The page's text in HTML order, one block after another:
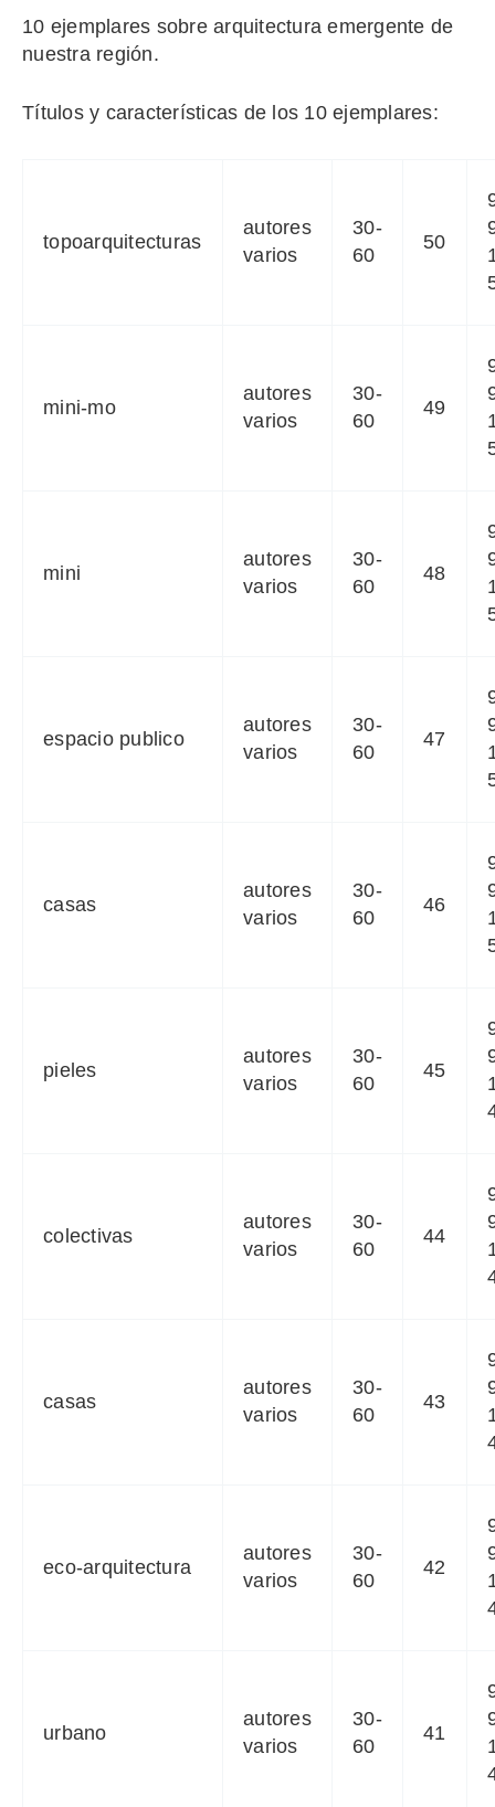
10 ejemplares sobre arquitectura emergente de
nuestra región.
Títulos y características de los 10 ejemplares:
topoarquitecturas
autores
varios
30-
60
50
mini-mo
autores
varios
30-
60
49
mini
autores
varios
30-
60
48
espacio publico
autores
varios
30-
60
47
casas
autores
varios
30-
60
46
pieles
autores
varios
30-
60
45
colectivas
autores
varios
30-
60
44
casas
autores
varios
30-
60
43
eco-arquitectura
autores
varios
30-
60
42
urbano
autores
varios
30-
60
41